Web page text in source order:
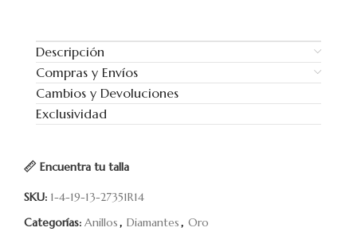
Encuentra tu talla
Descripción
Compras y Envíos
Cambios y Devoluciones
Exclusividad
SKU: 1-4-19-13-27351R14
Categorías: Anillos, Diamantes, Oro